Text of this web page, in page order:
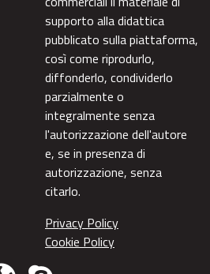
supporto alla didattica
pubblicato sulla piattaforma,
così come riprodurlo,
diffonderlo, condividerlo
parzialmente o
integralmente senza
l'autorizzazione dell'autore
e, se in presenza di
autorizzazione, senza
citarlo.
Privacy Policy
Cookie Policy